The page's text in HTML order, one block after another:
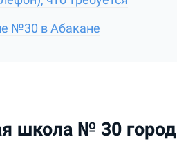
№30 в Абакане
школа № 30 город